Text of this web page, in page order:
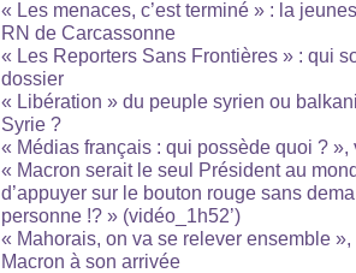
« Les menaces, c’est terminé » : la
RN de Carcassonne
« Les Reporters Sans Frontières » : qui
dossier
« Libération » du peuple syrien ou
Syrie ?
« Médias français : qui possède quoi ? »,
« Macron serait le seul Président au
d’appuyer sur le bouton rouge sans
personne !? » (vidéo_1h52’)
« Mahorais, on va se relever ensemble
Macron à son arrivée